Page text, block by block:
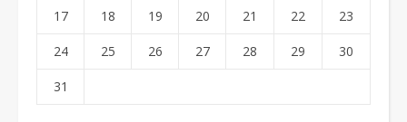
17 18 19 20 21 22 23
24 25 26 27 28 29 30
31